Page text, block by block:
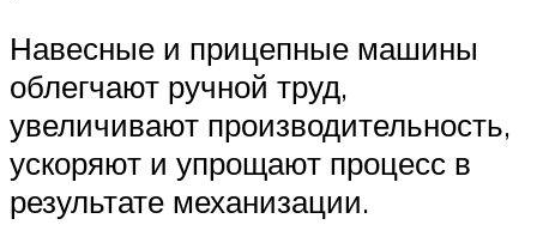
Навесные и прицепные машины
облегчают ручной труд,
увеличивают производительность,
ускоряют и упрощают процесс в
результате механизации.